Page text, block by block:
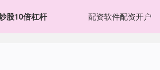
股10倍杠杆 配资软件配资开户